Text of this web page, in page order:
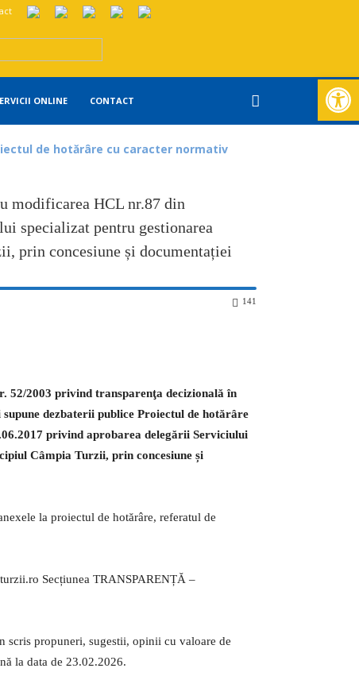
ONLINE CONTACT
de hotărâre cu caracter normativ
modificarea HCL nr.87 din
specializat pentru gestionarea
prin concesiune și documentației
141
52/2003 privind transparenţa decizională în
dezbaterii publice Proiectul de hotărâre
privind aprobarea delegării Serviciului
Câmpia Turzii, prin concesiune și
la proiectul de hotărâre, referatul de
Secțiunea TRANSPARENȚĂ –
scris propuneri, sugestii, opinii cu valoare de
la data de 23.02.2026.
Deschide